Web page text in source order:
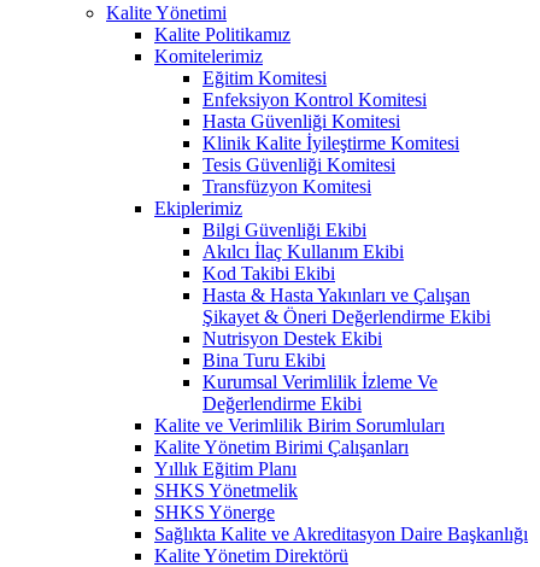
Kalite Yönetimi
Kalite Politikamız
Komitelerimiz
Eğitim Komitesi
Enfeksiyon Kontrol Komitesi
Hasta Güvenliği Komitesi
Klinik Kalite İyileştirme Komitesi
Tesis Güvenliği Komitesi
Transfüzyon Komitesi
Ekiplerimiz
Bilgi Güvenliği Ekibi
Akılcı İlaç Kullanım Ekibi
Kod Takibi Ekibi
Hasta & Hasta Yakınları ve Çalışan
Şikayet & Öneri Değerlendirme Ekibi
Nutrisyon Destek Ekibi
Bina Turu Ekibi
Kurumsal Verimlilik İzleme Ve
Değerlendirme Ekibi
Kalite ve Verimlilik Birim Sorumluları
Kalite Yönetim Birimi Çalışanları
Yıllık Eğitim Planı
SHKS Yönetmelik
SHKS Yönerge
Sağlıkta Kalite ve Akreditasyon Daire Başkanlığı
Kalite Yönetim Direktörü